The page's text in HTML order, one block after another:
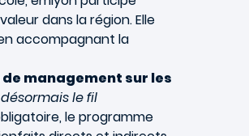
dans la région. Elle
accompagnant la
management sur les
le fil
le programme